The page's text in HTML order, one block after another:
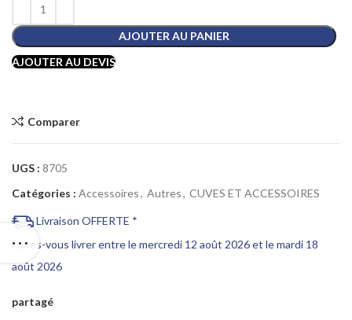
AJOUTER AU PANIER
AJOUTER AU DEVIS
Comparer
UGS : 8705
Catégories : Accessoires, Autres, CUVES ET ACCESSOIRES
Livraison OFFERTE *
Faites-vous livrer entre le mercredi 12 août 2026 et le mardi 18
août 2026
partagé